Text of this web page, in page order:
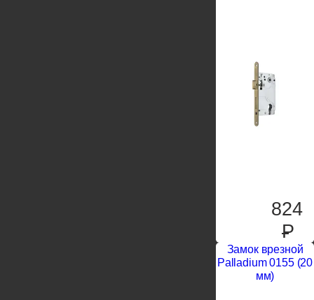
824
P
Замок врезной
Palladium 0155 (20
мм)